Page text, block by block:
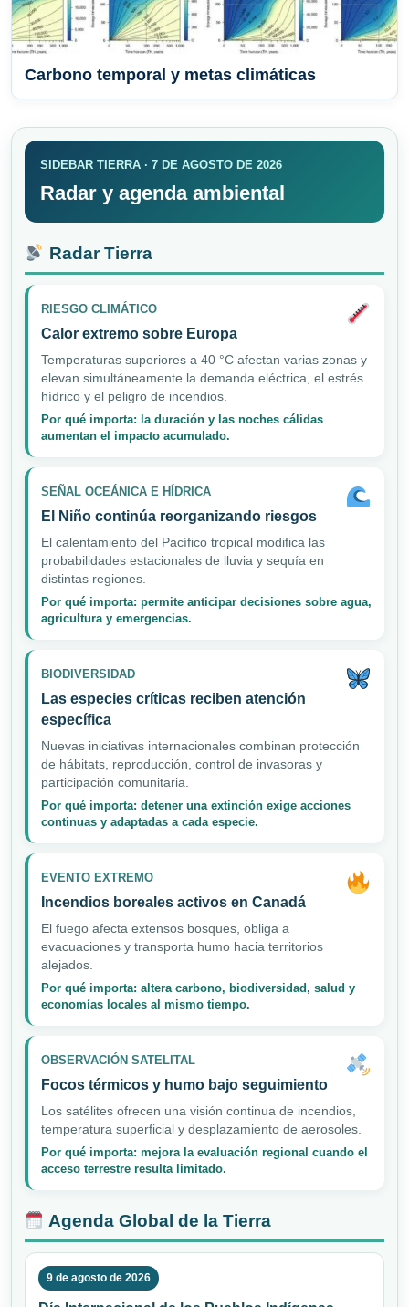
Carbono temporal y metas climáticas
SIDEBAR TIERRA · 7 DE AGOSTO DE 2026
Radar y agenda ambiental
Radar Tierra
RIESGO CLIMÁTICO
Calor extremo sobre Europa
Temperaturas superiores a 40 °C afectan varias zonas y
elevan simultáneamente la demanda eléctrica, el estrés
hídrico y el peligro de incendios.
Por qué importa: la duración y las noches cálidas
aumentan el impacto acumulado.
SEÑAL OCEÁNICA E HÍDRICA
El Niño continúa reorganizando riesgos
El calentamiento del Pacífico tropical modifica las
probabilidades estacionales de lluvia y sequía en
distintas regiones.
Por qué importa: permite anticipar decisiones sobre agua,
agricultura y emergencias.
BIODIVERSIDAD
Las especies críticas reciben atención
específica
Nuevas iniciativas internacionales combinan protección
de hábitats, reproducción, control de invasoras y
participación comunitaria.
Por qué importa: detener una extinción exige acciones
continuas y adaptadas a cada especie.
EVENTO EXTREMO
Incendios boreales activos en Canadá
El fuego afecta extensos bosques, obliga a
evacuaciones y transporta humo hacia territorios
alejados.
Por qué importa: altera carbono, biodiversidad, salud y
economías locales al mismo tiempo.
OBSERVACIÓN SATELITAL
Focos térmicos y humo bajo seguimiento
Los satélites ofrecen una visión continua de incendios,
temperatura superficial y desplazamiento de aerosoles.
Por qué importa: mejora la evaluación regional cuando el
acceso terrestre resulta limitado.
Agenda Global de la Tierra
9 de agosto de 2026